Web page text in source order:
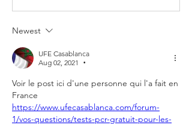
Newest
UFE Casablanca
Aug 02, 2021
•
Voir le post ici d'une personne qui l'a fait en
France
https://www.ufecasablanca.com/forum-
1/vos-questions/tests-pcr-gratuit-pour-les-